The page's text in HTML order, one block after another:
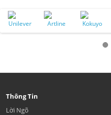
Thông Tin
Lời Ngõ